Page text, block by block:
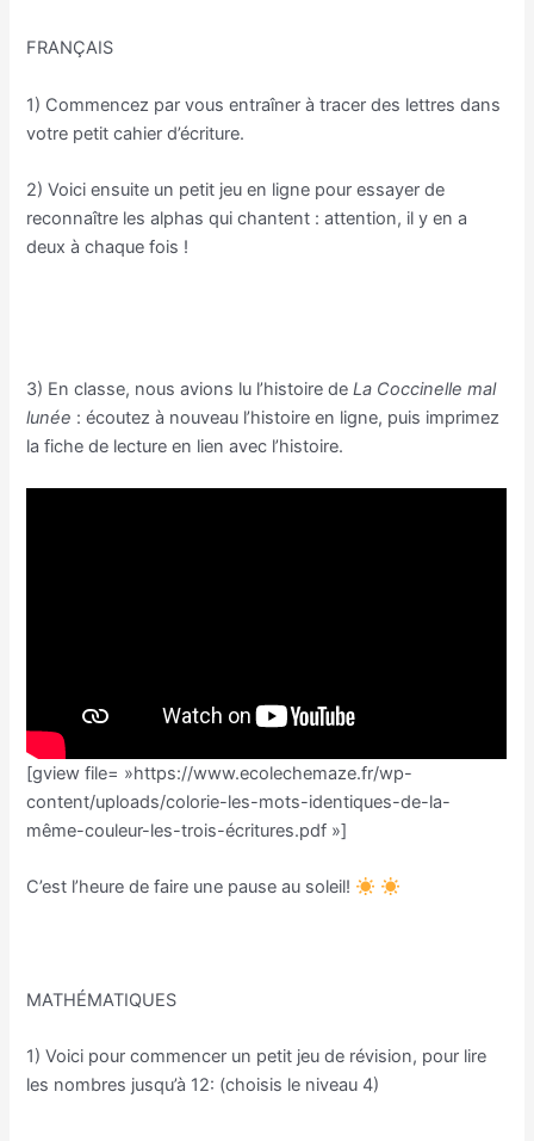
FRANÇAIS
1) Commencez par vous entraîner à tracer des lettres dans
votre petit cahier d’écriture.
2) Voici ensuite un petit jeu en ligne pour essayer de
reconnaître les alphas qui chantent : attention, il y en a
deux à chaque fois !
3) En classe, nous avions lu l’histoire de La Coccinelle mal
lunée : écoutez à nouveau l’histoire en ligne, puis imprimez
la fiche de lecture en lien avec l’histoire.
[gview file= »https://www.ecolechemaze.fr/wp-
content/uploads/colorie-les-mots-identiques-de-la-
même-couleur-les-trois-écritures.pdf »]
C’est l’heure de faire une pause au soleil!
MATHÉMATIQUES
1) Voici pour commencer un petit jeu de révision, pour lire
les nombres jusqu’à 12: (choisis le niveau 4)